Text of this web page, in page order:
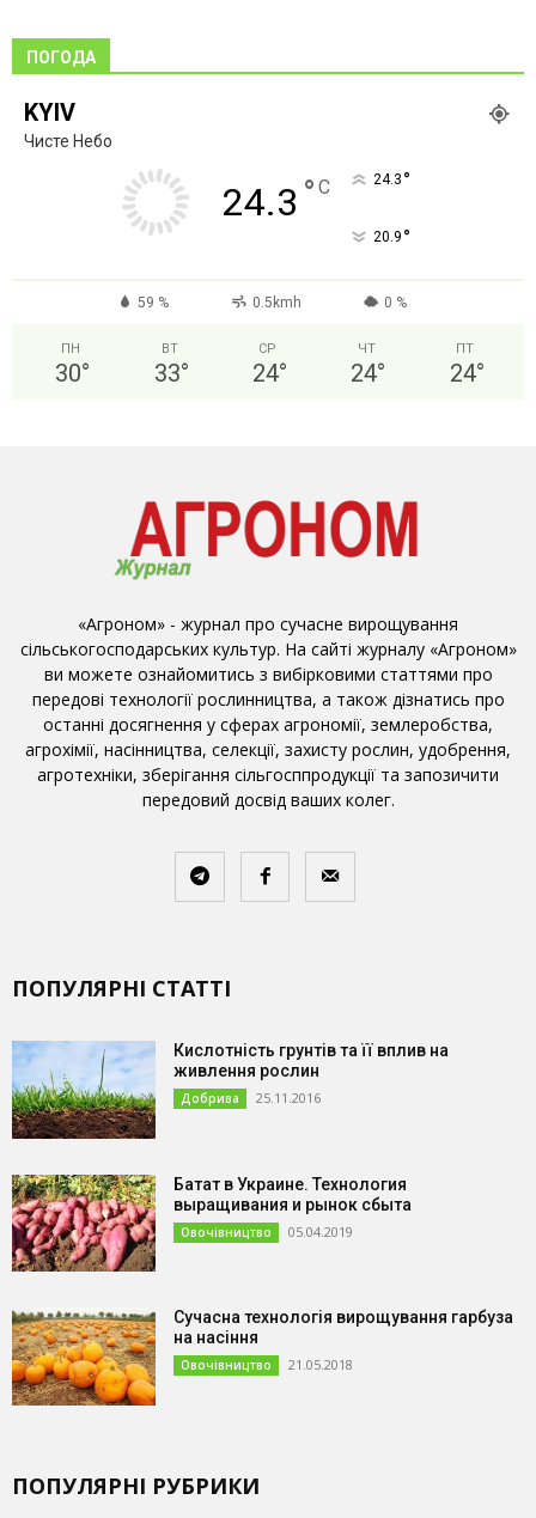
ПОГОДА
KYIV
Чисте Небо
24.3 ° C 24.3 °
20.9 °
59 % 0.5kmh 0 %
ПН
30°
ВТ
33°
СР
24°
ЧТ
24°
ПТ
24°
«Агроном» - журнал про сучасне вирощування
сільськогосподарських культур. На сайті журналу «Агроном»
ви можете ознайомитись з вибірковими статтями про
передові технології рослинництва, а також дізнатись про
останні досягнення у сферах агрономії, землеробства,
агрохімії, насінництва, селекції, захисту рослин, удобрення,
агротехніки, зберігання сільгосппродукції та запозичити
передовий досвід ваших колег.
ПОПУЛЯРНІ СТАТТІ
Кислотність грунтів та її вплив на
живлення рослин
Добрива 25.11.2016
Батат в Украине. Технология
выращивания и рынок сбыта
Овочівництво 05.04.2019
Сучасна технологія вирощування гарбуза
на насіння
Овочівництво 21.05.2018
ПОПУЛЯРНІ РУБРИКИ